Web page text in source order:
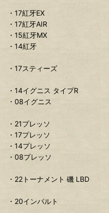
・17紅牙EX
・17紅牙AIR
・15紅牙MX
・14紅牙
・17スティーズ
・14イグニス タイプR
・08イグニス
・21プレッソ
・17プレッソ
・14プレッソ
・08プレッソ
・22トーナメント 磯 LBD
・20インパルト